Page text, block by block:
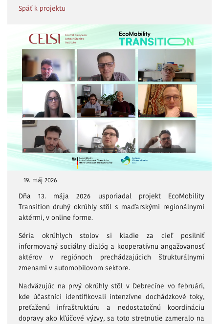
Späť k projektu
19. máj 2026
Dňa 13. mája 2026 usporiadal projekt EcoMobility
Transition druhý okrúhly stôl s maďarskými regionálnymi
aktérmi, v online forme.
Séria okrúhlych stolov si kladie za cieľ posilniť
informovaný sociálny dialóg a kooperatívnu angažovanosť
aktérov v regiónoch prechádzajúcich štrukturálnymi
zmenami v automobilovom sektore.
Nadväzujúc na prvý okrúhly stôl v Debrecíne vo februári,
kde účastníci identifikovali intenzívne dochádzkové toky,
preťaženú infraštruktúru a nedostatočnú koordináciu
dopravy ako kľúčové výzvy, sa toto stretnutie zameralo na